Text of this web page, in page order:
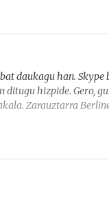
daukagu han. Skype
hizpide. Gero,
Zarauztarra